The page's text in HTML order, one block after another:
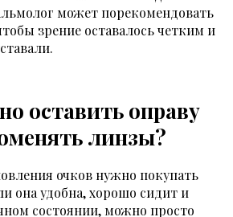
может порекомендовать
зрение оставалось четким и
оставить оправу
линзы?
очков нужно покупать
она удобна, хорошо сидит и
состоянии, можно просто